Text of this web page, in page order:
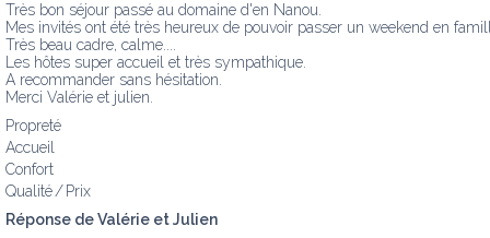
Très bon séjour passé au domaine d'en Nanou.
Mes invités ont été très heureux de pouvoir passer un weekend en
Très beau cadre, calme....
Les hôtes super accueil et très sympathique.
A recommander sans hésitation.
Merci Valérie et julien.
Propreté
Accueil
Confort
Qualité / Prix
Réponse de Valérie et Julien